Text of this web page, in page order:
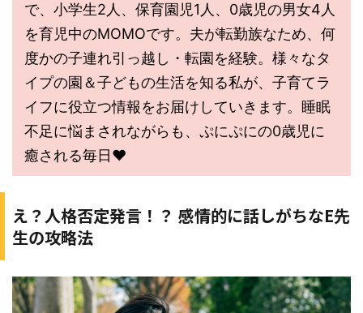
で、小学生2人、保育園児1人、0歳児の男女4人
を育児中のMOMOです。夫が転勤族なため、何
度かの子連れ引っ越し・転園を経験。様々なタ
イプの園＆子どもの生活を知る私が、子育てラ
イフに役立つ情報をお届けしていきます。睡眠
不足に悩まされながらも、ぷにぷにの0歳児に
癒される毎日♥
え？人格否定発言！？ 感情的に話しがちなE先
生の攻略法